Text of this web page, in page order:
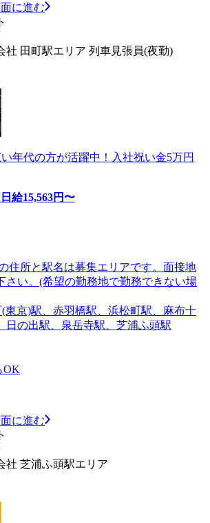
に進む
社 田町駅エリア 列車見張員(夜勤)
年代の方が活躍中！入社祝い金5万円
日給15,563円〜
住所と駅名は募集エリアです。面接地
さい。(希望の勤務地で勤務できない場
東京)駅、赤羽橋駅、浜松町駅、麻布十
日の出駅、泉岳寺駅、芝浦ふ頭駅
OK
に進む
社 芝浦ふ頭駅エリア